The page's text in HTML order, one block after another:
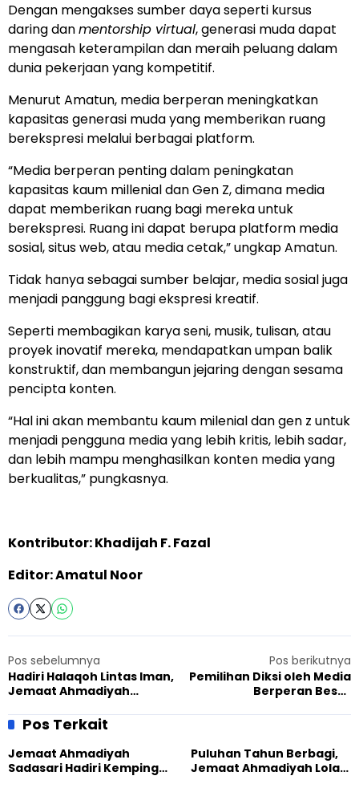
Dengan mengakses sumber daya seperti kursus
daring danmentorship virtual, generasi muda dapat
mengasah keterampilan dan meraih peluang dalam
dunia pekerjaan yang kompetitif.
Menurut Amatun, media berperan meningkatkan
kapasitas generasi muda yang memberikan ruang
berekspresi melalui berbagai platform.
“Media berperan penting dalam peningkatan
kapasitas kaum millenial dan Gen Z, dimana media
dapat memberikan ruang bagi mereka untuk
berekspresi. Ruang ini dapat berupa platform media
sosial, situs web, atau media cetak,” ungkap Amatun.
Tidak hanya sebagai sumber belajar, media sosial juga
menjadi panggung bagi ekspresi kreatif.
Seperti membagikan karya seni, musik, tulisan, atau
proyek inovatif mereka, mendapatkan umpan balik
konstruktif, dan membangun jejaring dengan sesama
pencipta konten.
“Hal ini akan membantu kaum milenial dan gen z untuk
menjadi pengguna media yang lebih kritis, lebih sadar,
dan lebih mampu menghasilkan konten media yang
berkualitas,” pungkasnya.
Kontributor: Khadijah F. Fazal
Editor: Amatul Noor
Pos sebelumnya
Hadiri Halaqoh Lintas Iman,
Jemaat Ahmadiyah
Perlunya Kolaborasi
Pos berikutnya
Pemilihan Diksi oleh Media
Berperan Besar
Masyarakat
Pos Terkait
Jemaat Ahmadiyah
Sadasari Hadiri Kemping
Puluhan Tahun Berbagi,
Jemaat Ahmadiyah Lolak